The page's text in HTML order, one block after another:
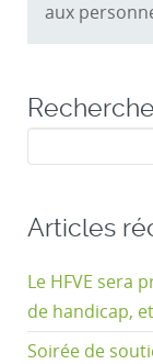
aux
:
Articles
Le HFVE sera
de handicap,
Soirée de